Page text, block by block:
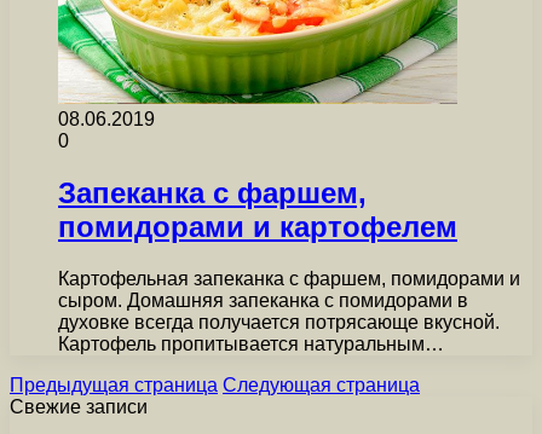
08.06.2019
0
Запеканка с фаршем,
помидорами и картофелем
Картофельная запеканка с фаршем, помидорами и
сыром. Домашняя запеканка с помидорами в
духовке всегда получается потрясающе вкусной.
Картофель пропитывается натуральным…
Предыдущая страница Следующая страница
Свежие записи